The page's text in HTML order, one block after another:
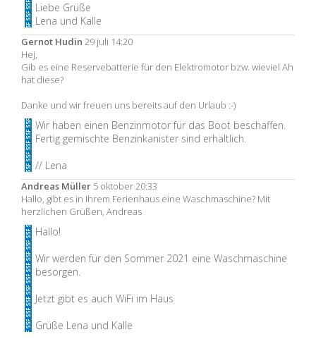
Liebe Grüße
Lena und Kalle
Gernot Hudin 29 juli 14:20
Hej,
Gib es eine Reservebatterie für den Elektromotor bzw. wieviel Ah
hat diese?
Danke und wir freuen uns bereits auf den Urlaub :-)
Wir haben einen Benzinmotor für das Boot beschaffen.
Fertig gemischte Benzinkanister sind erhältlich.
// Lena
Andreas Müller 5 oktober 20:33
Hallo, gibt es in Ihrem Ferienhaus eine Waschmaschine? Mit
herzlichen Grüßen, Andreas
Hallo!
Wir werden für den Sommer 2021 eine Waschmaschine
besorgen.
Jetzt gibt es auch WiFi im Haus
Grüße Lena und Kalle